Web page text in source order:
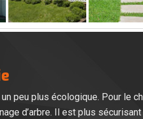
peu plus écologique. Pour le
d’arbre. Il est plus